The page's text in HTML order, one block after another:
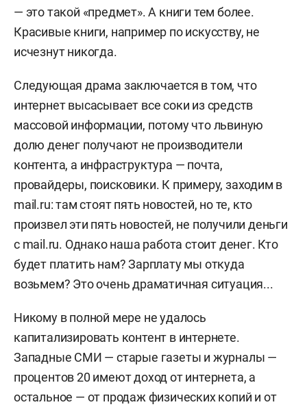
— это такой «предмет». А книги тем более.
Красивые книги, например по искусству, не
исчезнут никогда.
Следующая драма заключается в том, что
интернет высасывает все соки из средств
массовой информации, потому что львиную
долю денег получают не производители
контента, а инфраструктура — почта,
провайдеры, поисковики. К примеру, заходим в
mail.ru: там стоят пять новостей, но те, кто
произвел эти пять новостей, не получили деньги
с mail.ru. Однако наша работа стоит денег. Кто
будет платить нам? Зарплату мы откуда
возьмем? Это очень драматичная ситуация...
Никому в полной мере не удалось
капитализировать контент в интернете.
Западные СМИ — старые газеты и журналы —
процентов 20 имеют доход от интернета, а
остальное — от продаж физических копий и от